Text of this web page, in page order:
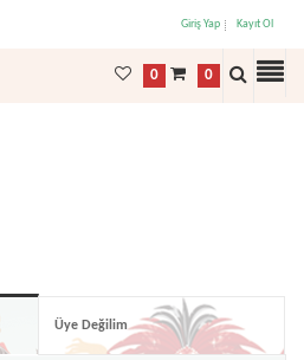
Giriş Yap Kayıt Ol
0
0
Üye Değilim